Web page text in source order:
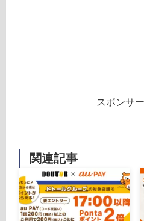
スポンサ
関連記事